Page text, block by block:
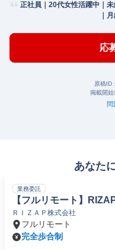
正社員｜20代女性活躍中｜
｜
応
原稿ID：
掲載開始
問
あなた
業務委託
【フルリモート】
ＲＩＺＡＰ株式会社
フルリモート
完全歩合制